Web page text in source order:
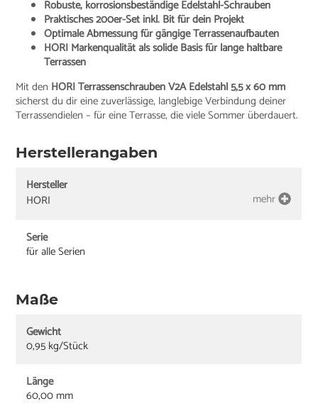
Robuste, korrosionsbeständige Edelstahl-Schrauben
Praktisches 200er-Set inkl. Bit für dein Projekt
Optimale Abmessung für gängige Terrassenaufbauten
HORI Markenqualität als solide Basis für lange haltbare
Terrassen
Mit den HORI Terrassenschrauben V2A Edelstahl 5,5 x 60 mm
sicherst du dir eine zuverlässige, langlebige Verbindung deiner
Terrassendielen – für eine Terrasse, die viele Sommer überdauert.
Herstellerangaben
Hersteller
HORI
mehr
Serie
für alle Serien
Maße
Gewicht
0,95 kg/Stück
Länge
60,00 mm